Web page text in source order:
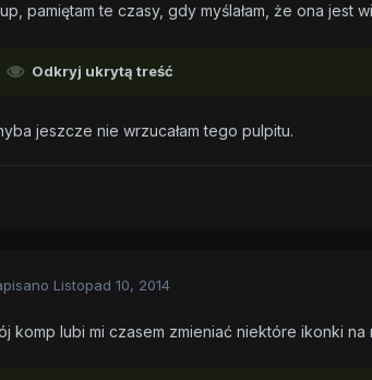
pamiętam te czasy, gdy myślałam, że ona jest
Odkryj ukrytą treść
jeszcze nie wrzucałam tego pulpitu.
Listopad 10, 2014
komp lubi mi czasem zmieniać niektóre ikonki